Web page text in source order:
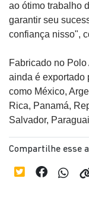
ao ótimo trabalho
garantir seu
confiança nisso",
Fabricado no
ainda é exportado
como México,
Rica, Panamá,
Salvador,
Compartilhe esse